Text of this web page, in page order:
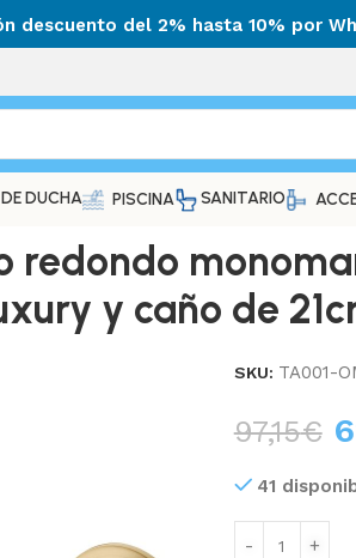
descuento del 2% hasta 10% por
DUCHA PISCINA SANITARIO
y caño de
SKU: TA001-
97,15€
41